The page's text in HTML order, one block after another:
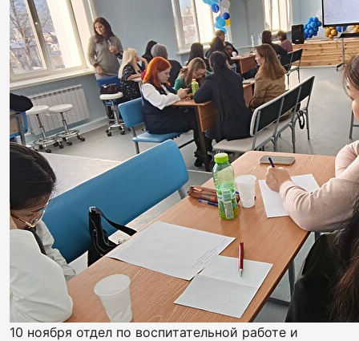
10 ноября отдел по воспитательной работе и